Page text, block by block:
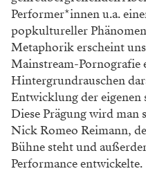
Performer*innen u.a.
popkultureller
Metaphorik erscheint
Mainstream-Pornografie
Hintergrundrauschen
Entwicklung der eigenen
Diese Prägung wird man
Nick Romeo Reimann,
Bühne steht und
Performance entwickelte.